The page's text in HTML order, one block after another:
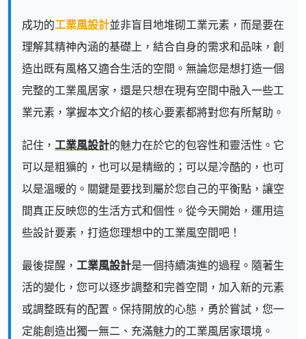
成功的工業風設計並非盲目地堆砌工業元素，而是要在
理解其精神內涵的基礎上，結合自身的需求和品味，創
造出既有風格又適合生活的空間。無論您是想打造一個
完整的工業風居家，還是只想在現有空間中融入一些工
業元素，掌握本文介紹的核心要素都將對您有所幫助。
記住， 工業風設計的魅力在於它的包容性和靈活性。它
可以是粗獷的，也可以是精緻的；可以是冷酷的，也可
以是溫暖的。關鍵是要找到屬於您自己的平衡點，讓空
間真正反映您的生活方式和個性。從今天開始，運用這
些設計要素，打造您理想中的工業風空間吧！
最後提醒， 工業風設計是一個持續演進的過程。隨著生
活的變化，您可以逐步調整和完善空間，加入新的元素
或調整既有的配置。保持開放的心態，勇於嘗試，您一
定能創造出獨一無二、充滿魅力的工業風居家環境。